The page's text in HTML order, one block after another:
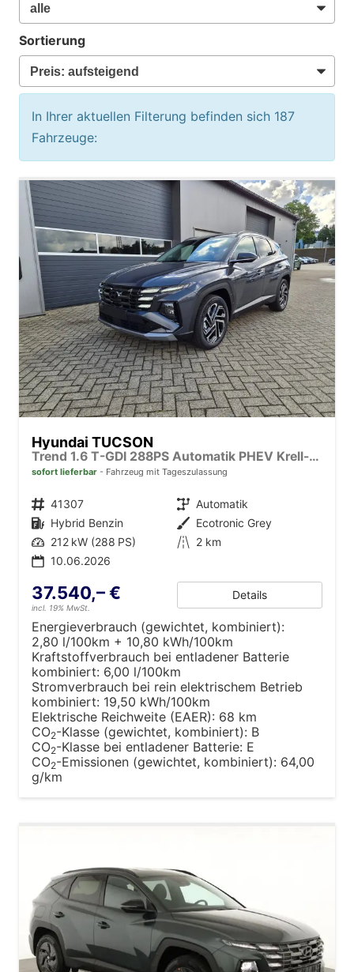
Sortierung
In Ihrer aktuellen Filterung befinden sich 187
Fahrzeuge:
Hyundai TUCSON
Trend 1.6 T-GDI 288PS Automatik PHEV Krell-Sound Teill-Leder elektr. Heckklappe ACC Klimaautomatik Sitzheizung Lenkrandheizung Navi PDC v+h Rückf.Kamera Apple CarPlay + Android Auto 2xKeyless 19-LM vollelektr. Reichweite 68KM
sofort lieferbar Fahrzeug mit Tageszulassung
Fahrzeugnr. 41307 Getriebe Automatik
Kraftstoff Hybrid Benzin Außenfarbe Ecotronic Grey
Leistung 212 kW (288 PS) Kilometerstand 2 km
10.06.2026
37.540,– €
incl. 19% MwSt.
Details
Energieverbrauch (gewichtet, kombiniert):
2,80 l/100km + 10,80 kWh/100km
Kraftstoffverbrauch bei entladener Batterie
kombiniert: 6,00 l/100km
Stromverbrauch bei rein elektrischem Betrieb
kombiniert: 19,50 kWh/100km
Elektrische Reichweite (EAER): 68 km
CO2-Klasse (gewichtet, kombiniert): B
CO2-Klasse bei entladener Batterie: E
CO2-Emissionen (gewichtet, kombiniert): 64,00
g/km